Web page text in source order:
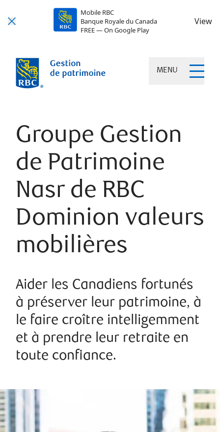
Mobile RBC
Banque Royale du Canada
FREE — On Google Play
View
MENU
Groupe Gestion
de Patrimoine
Nasr de RBC
Dominion valeurs
mobilières
Aider les Canadiens fortunés
à préserver leur patrimoine, à
le faire croître intelligemment
et à prendre leur retraite en
toute confiance.